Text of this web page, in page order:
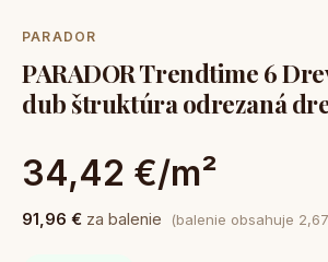
PARADOR
PARADOR Trendtime 6
dub štruktúra odrezaná
34,42 €/m²
91,96 € za balenie (balenie obsahuje